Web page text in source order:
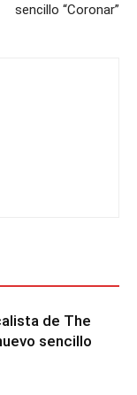
sencillo “Coronar”
de The
sencillo